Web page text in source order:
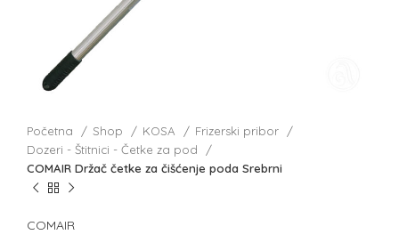
Početna Shop KOSA
Frizerski pribor
Dozeri - Štitnici - Četke za pod
COMAIR Držač četke za čišćenje poda Srebrni
COMAIR